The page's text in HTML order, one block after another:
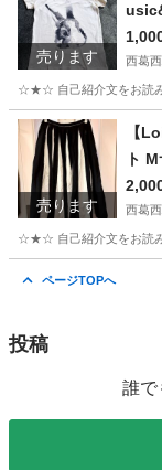
売ります 西葛
☆★☆ 自己紹介文をお読
東京 江戸川区
売ります
【
ト
西葛
☆★☆ 自己紹介文をお読
ページTOPへ
投稿
誰で